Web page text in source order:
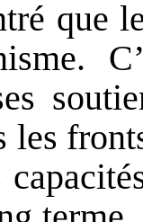
que
les